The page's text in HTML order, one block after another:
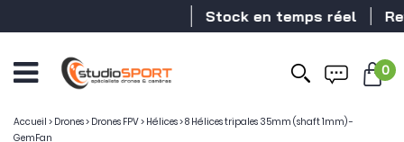
Stock en temps réel
0
Accueil > Drones> Drones FPV> Hélices>8 Hélices tripales 35mm (shaft 1mm) -
GemFan